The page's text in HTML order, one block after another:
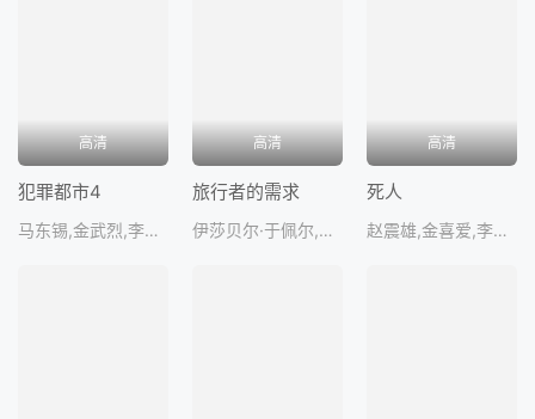
高清
犯罪都市4
马东锡,金武烈,李东辉,朴智焕,李主
高清
旅行者的需求
伊莎贝尔·于佩尔,李慧英,权海骁,赵允熙,河成国
高清
死人
赵震雄,金喜爱,李秀卿,崔秀英,崔载